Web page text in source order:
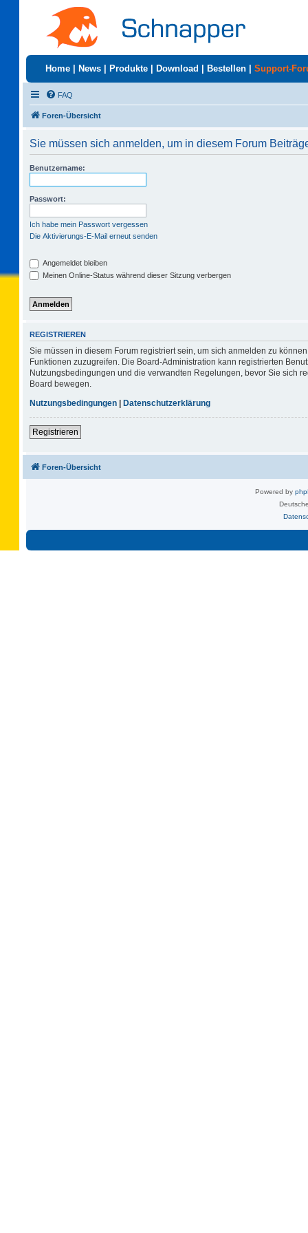
Home News Produkte Download Bestellen Support-
FAQ
Foren-Übersicht
Sie müssen sich anmelden, um in diesem Forum
Benutzername:
Passwort:
Ich habe mein Passwort vergessen
Die Aktivierungs-E-Mail erneut senden
Angemeldet bleiben
Meinen Online-Status während dieser Sitzung verbergen
REGISTRIEREN
Sie müssen in diesem Forum registriert sein, um sich anmelden zu
Funktionen zuzugreifen. Die Board-Administration kann registrierten
Nutzungsbedingungen und die verwandten Regelungen, bevor Sie sich
Board bewegen.
Nutzungsbedingungen | Datenschutzerklärung
Registrieren
Foren-Übersicht
Powered by